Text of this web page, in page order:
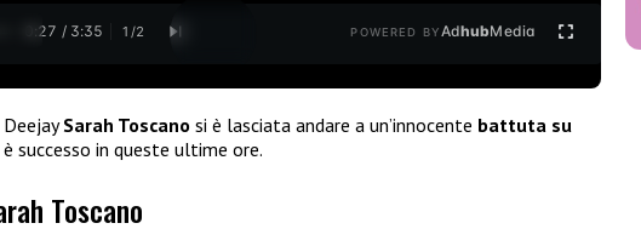
0:28 / 3:35 1 /2 POWERED BYAdhubMedia
Sarah Toscano si è lasciata andare a un’innocente battuta su
è successo in queste ultime ore.
Toscano